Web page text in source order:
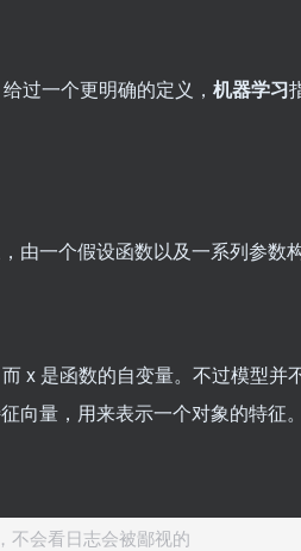
过一个更明确的定义， 机器学习
由一个假设函数以及一系列参数
x 是函数的自变量。不过模型
向量，用来表示一个对象的特征。
不会看日志会被鄙视的